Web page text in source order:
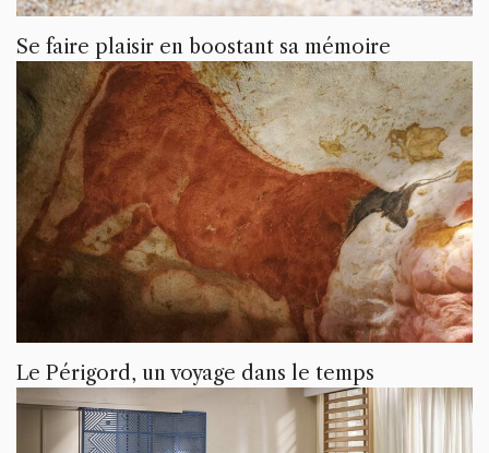
Se faire plaisir en boostant sa mémoire
Le Périgord, un voyage dans le temps